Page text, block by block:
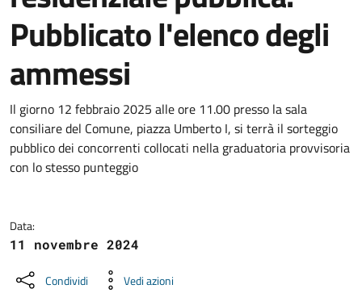
Pubblicato l'elenco degli
ammessi
Dettagli della notizia
Il giorno 12 febbraio 2025 alle ore 11.00 presso la sala
consiliare del Comune, piazza Umberto I, si terrà il sorteggio
pubblico dei concorrenti collocati nella graduatoria provvisoria
con lo stesso punteggio
Data:
11 novembre 2024
Condividi Vedi azioni